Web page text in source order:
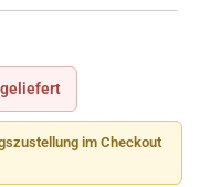
im Checkout